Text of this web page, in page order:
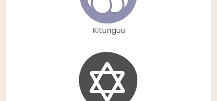
Kitunguu